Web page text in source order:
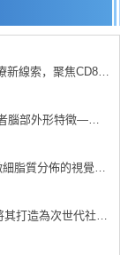
籌推進科學研究與成
新線索，聚焦CD80
腦部外形特徵——
脂質分佈的視覺
其打造為次世代社會